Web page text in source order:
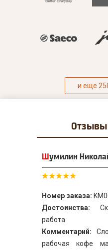
и еще
Отзывы
Шумилин
Номер заказа:
Достоинства:
работа
Комментарий:
рабочая кофе